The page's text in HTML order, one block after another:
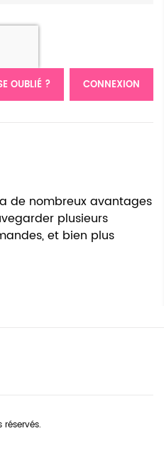
CONNEXION
OUBLIÉ ?
de nombreux avantages
plusieurs
et bien plus